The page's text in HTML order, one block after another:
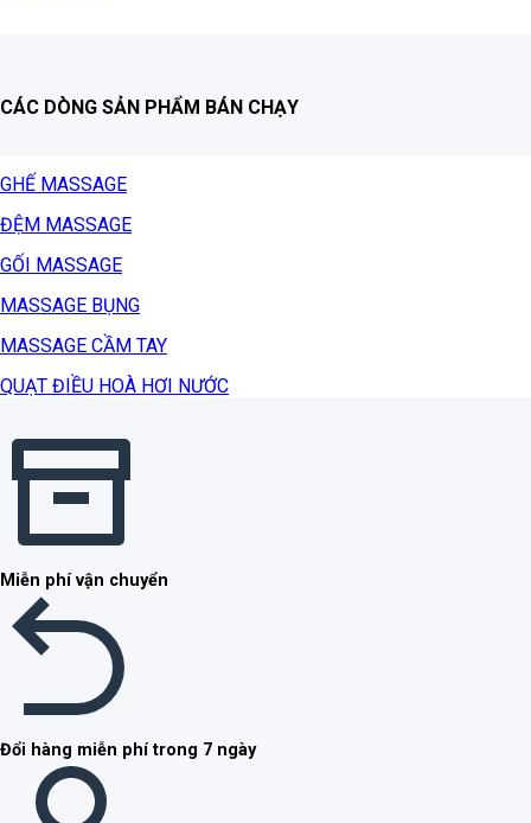
CÁC DÒNG SẢN PHẨM BÁN CHẠY
GHẾ MASSAGE
ĐỆM MASSAGE
GỐI MASSAGE
MASSAGE BỤNG
MASSAGE CẦM TAY
QUẠT ĐIỀU HOÀ HƠI NƯỚC
Miễn phí vận chuyển
Đổi hàng miễn phí trong 7 ngày